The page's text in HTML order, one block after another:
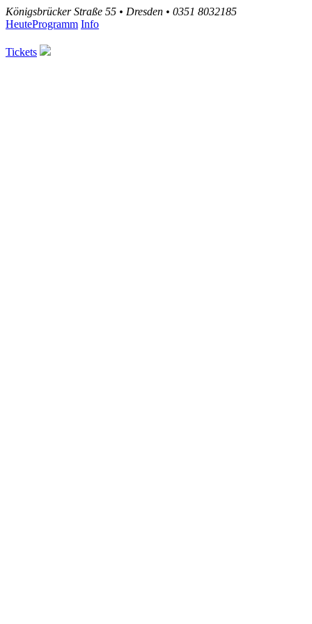
Königsbrücker Straße 55 • Dresden • 0351 8032185
HeuteProgramm Info
Tickets